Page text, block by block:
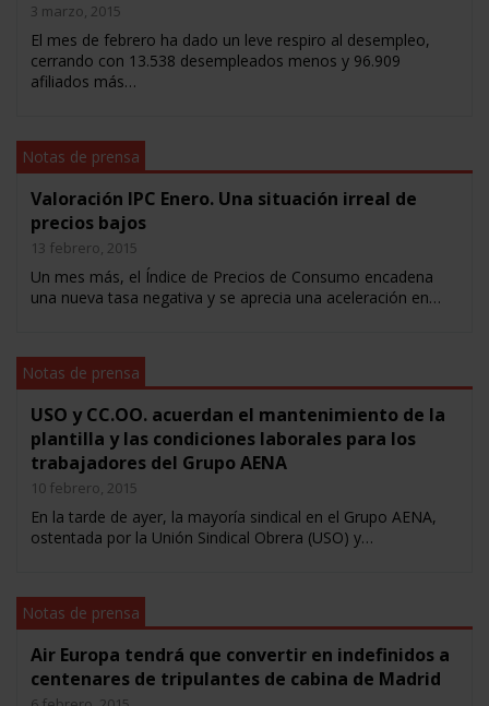
3 marzo, 2015
El mes de febrero ha dado un leve respiro al desempleo,
cerrando con 13.538 desempleados menos y 96.909
afiliados más…
Notas de prensa
Valoración IPC Enero. Una situación irreal de
precios bajos
13 febrero, 2015
Un mes más, el Índice de Precios de Consumo encadena
una nueva tasa negativa y se aprecia una aceleración en…
Notas de prensa
USO y CC.OO. acuerdan el mantenimiento de la
plantilla y las condiciones laborales para los
trabajadores del Grupo AENA
10 febrero, 2015
En la tarde de ayer, la mayoría sindical en el Grupo AENA,
ostentada por la Unión Sindical Obrera (USO) y…
Notas de prensa
Air Europa tendrá que convertir en indefinidos a
centenares de tripulantes de cabina de Madrid